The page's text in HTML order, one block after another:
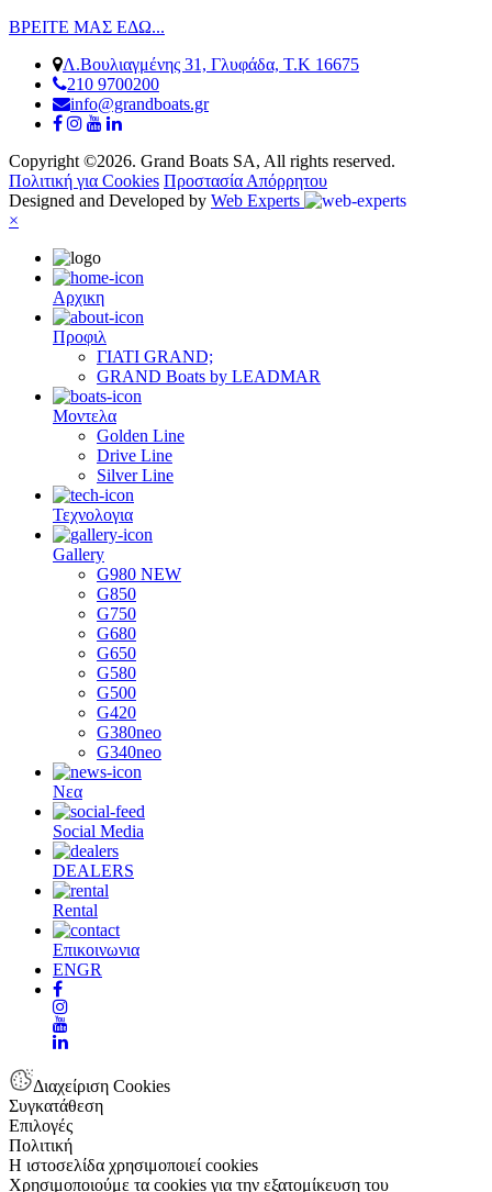
ΒΡΕΙΤΕ ΜΑΣ ΕΔΩ...
Λ.Βουλιαγμένης 31, Γλυφάδα, Τ.Κ 16675
210 9700200
info@grandboats.gr
Copyright ©2026. Grand Boats SA, All rights reserved.
Πολιτική για Cookies Προστασία Απόρρητου
Designed and Developed by Web Experts
×
Αρχικη
Προφιλ
ΓΙΑΤΙ GRAND;
GRAND Boats by LEADMAR
Μοντελα
Golden Line
Drive Line
Silver Line
Τεχνολογια
Gallery
G980 NEW
G850
G750
G680
G650
G580
G500
G420
G380neo
G340neo
Νεα
Social Media
DEALERS
Rental
Επικοινωνια
ENGR
Διαχείριση Cookies
Συγκατάθεση
Επιλογές
Πολιτική
Η ιστοσελίδα χρησιμοποιεί cookies
Χρησιμοποιούμε τα cookies για την εξατομίκευση του